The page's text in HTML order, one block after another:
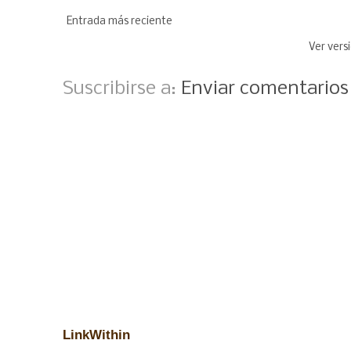
Entrada más reciente
Ver
Suscribirse a: Enviar
LinkWithin